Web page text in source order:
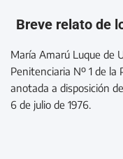
Breve relato de
María Amarú Luque de
Penitenciaria Nº 1 de la
anotada a disposición
6 de julio de 1976.